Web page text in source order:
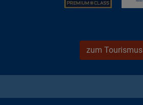
zum Tourismus